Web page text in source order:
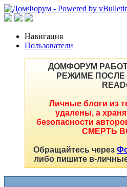
Навигация
Пользователи
ДОМФОРУМ
РЕЖИМЕ ПОСЛЕ
Личные блоги из
удалены, а
безопасности
СМЕРТЬ
Обращайтесь через
либо пишите в-